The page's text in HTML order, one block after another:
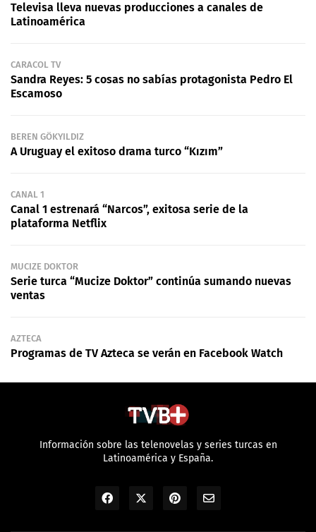
Televisa lleva nuevas producciones a canales de
Latinoamérica
CARACOL TV
Sandra Reyes: 5 cosas no sabías protagonista Pedro El
Escamoso
BEREN GÖKYILDIZ
A Uruguay el exitoso drama turco “Kızım”
CANAL 1
Canal 1 estrenará “Narcos”, exitosa serie de la
plataforma Netflix
MUCIZE DOKTOR
Serie turca “Mucize Doktor” continúa sumando nuevas
ventas
AZTECA
Programas de TV Azteca se verán en Facebook Watch
Información sobre las telenovelas y series turcas en
Latinoamérica y España.